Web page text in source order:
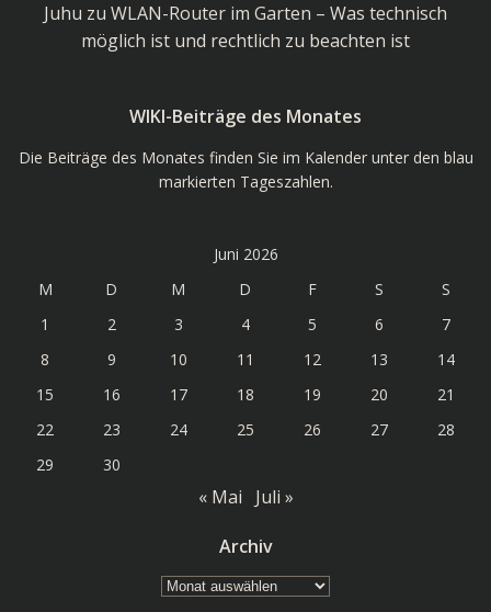
Juhu zu WLAN-Router im Garten – Was technisch
möglich ist und rechtlich zu beachten ist
WIKI-Beiträge des Monates
Die Beiträge des Monates finden Sie im Kalender unter den blau
markierten Tageszahlen.
Juni 2026
M
D M D F S
S
1
2 3 4 5 6
7
8
9 10 11 12 13
14
15
16 17 18 19 20
21
22
23 24 25 26 27
28
29
30
« Mai Juli »
Archiv
Archiv